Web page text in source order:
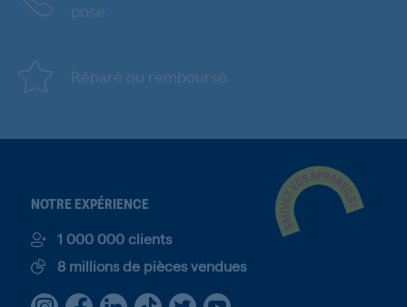
pose
Réparé ou remboursé
NOTRE EXPÉRIENCE
1 000 000 clients
8 millions de pièces vendues